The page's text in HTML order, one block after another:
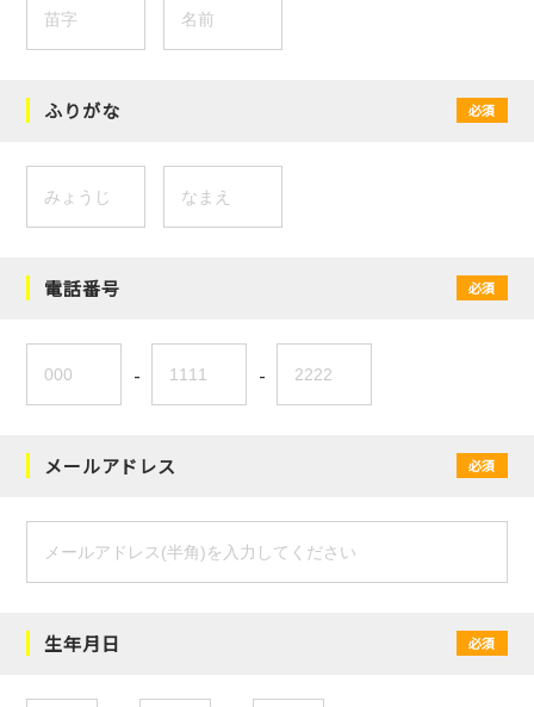
ふりがな 必須
電話番号 必須
- -
メールアドレス 必須
生年月日 必須